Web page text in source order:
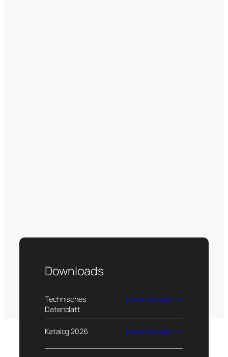
Downloads
Technisches
Datenblatt
Herunterladen
Katalog 2026 Herunterladen